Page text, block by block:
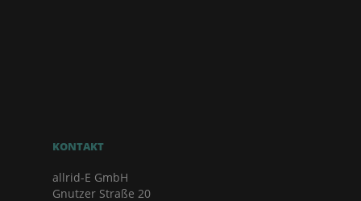
KONTAKT
allrid-E GmbH
Gnutzer Straße 20